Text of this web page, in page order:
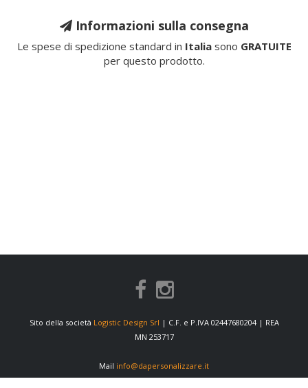
Informazioni sulla consegna
Le spese di spedizione standard in Italiasono GRATUITE
per questo prodotto.
Sito della società Logistic Design Srl | C.F. e P.IVA 02447680204 | REA
MN 253717
Mail info@dapersonalizzare.it